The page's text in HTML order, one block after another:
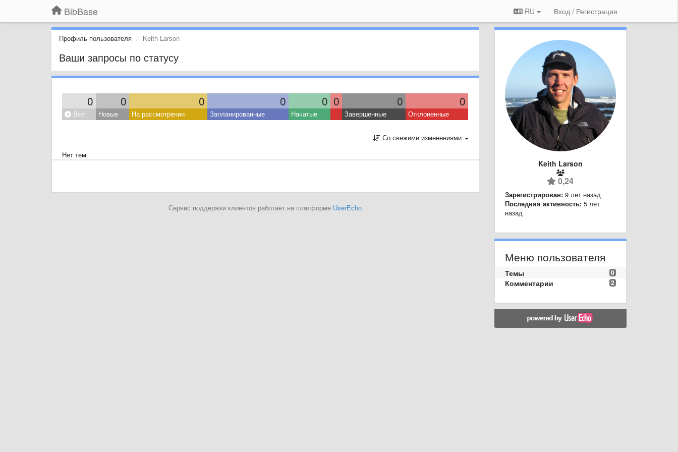
BibBase RU Вход / Регистрация
Профиль пользователя Keith Larson
Ваши запросы по статусу
0 0 0 0 0 0 0 0
Все Новые На рассмотрении Запланированные Начатые Завершенные Отклоненные
Со свежими изменениями
Нет тем
Сервис поддержки клиентов работает на платформе UserEcho
Keith Larson
0,24
Зарегистрирован: 9 лет назад
Последняя активность: 5 лет
назад
Меню пользователя
0
Темы
2
Комментарии